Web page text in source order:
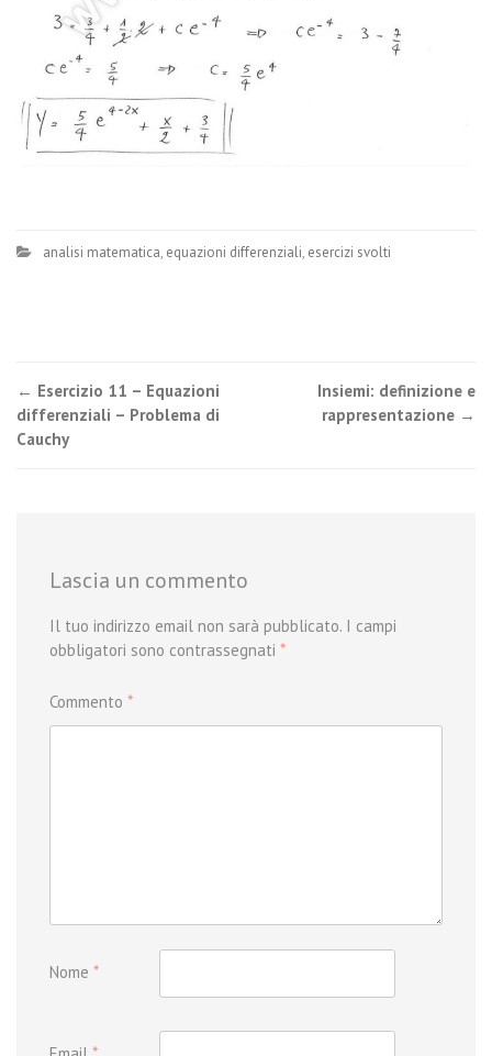
analisi matematica, equazioni differenziali, esercizi svolti
Post
navigation
← Esercizio 11 – Equazioni
differenziali – Problema di
Cauchy
Insiemi: definizione e
rappresentazione →
Lascia un commento
Il tuo indirizzo email non sarà pubblicato. I campi
obbligatori sono contrassegnati *
Commento *
Nome *